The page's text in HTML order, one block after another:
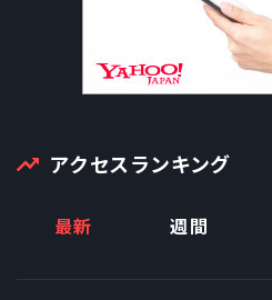
アクセスランキング
最新 週間